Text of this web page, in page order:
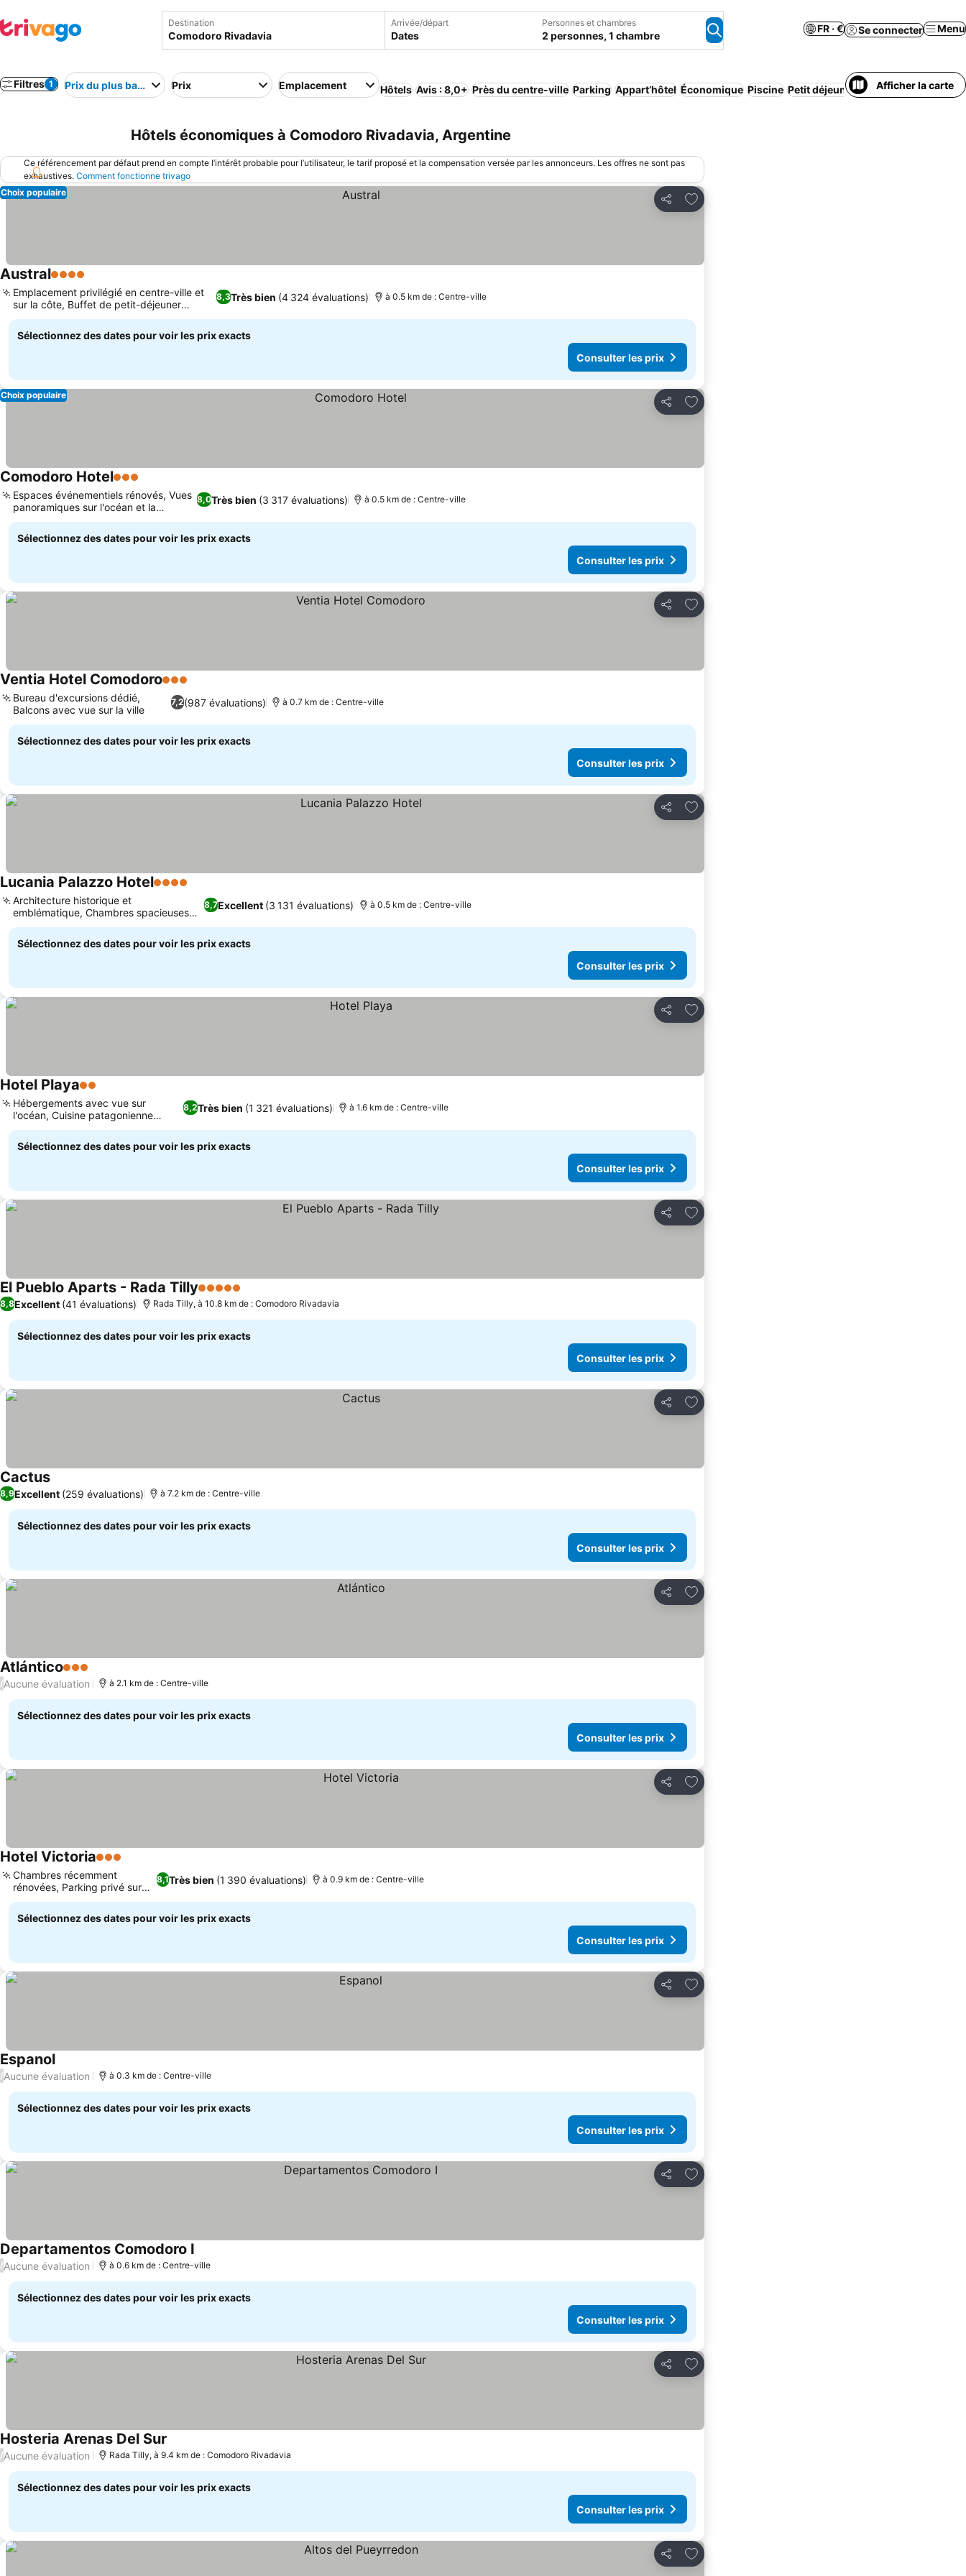
Destination Arrivée/départ
Dates
Personnes et chambres
2 personnes, 1 chambre
FR · € Se connecter Menu
Filtres 1 Prix du plus bas au plus élevé
Prix Emplacement Hôtels Avis : 8,0+ Près du centre-ville Parking Appart’hôtel Économique Piscine Petit déjeuner inclus Maison/
Afficher la carte
Hôtels économiques à Comodoro Rivadavia, Argentine
Ce référencement par défaut prend en compte l’intérêt probable pour l’utilisateur, le tarif proposé et la compensation versée par les annonceurs. Les offres ne sont pas
exhaustives. Comment fonctionne trivago
Partager
Ajouter à mes favoris
Choix populaire
Austral4 Étoiles
8,3Très bien (4 324 évaluations)
Emplacement privilégié en centre-ville et
sur la côte, Buffet de petit-déjeuner
copieux et varié
à 0.5 km de : Centre-ville
Sélectionnez des dates pour voir les prix exacts
Consulter les prix
Partager
Ajouter à mes favoris
Choix populaire
Comodoro Hotel3 Étoiles
8,0Très bien (3 317 évaluations)
Espaces événementiels rénovés, Vues
panoramiques sur l'océan et la
montagne
à 0.5 km de : Centre-ville
Sélectionnez des dates pour voir les prix exacts
Consulter les prix
Partager
Ajouter à mes favoris
Ventia Hotel Comodoro3 Étoiles
7,2(987 évaluations)
Bureau d'excursions dédié,
Balcons avec vue sur la ville
à 0.7 km de : Centre-ville
Sélectionnez des dates pour voir les prix exacts
Consulter les prix
Partager
Ajouter à mes favoris
Lucania Palazzo Hotel4 Étoiles
8,7Excellent (3 131 évaluations)
Architecture historique et
emblématique, Chambres spacieuses
avec vue sur l'océan
à 0.5 km de : Centre-ville
Sélectionnez des dates pour voir les prix exacts
Consulter les prix
Partager
Ajouter à mes favoris
Hotel Playa2 Étoiles
8,2Très bien (1 321 évaluations)
Hébergements avec vue sur
l'océan, Cuisine patagonienne
authentique
à 1.6 km de : Centre-ville
Sélectionnez des dates pour voir les prix exacts
Consulter les prix
Partager
Ajouter à mes favoris
El Pueblo Aparts - Rada Tilly5 Étoiles
8,8Excellent (41 évaluations) Rada Tilly, à 10.8 km de : Comodoro Rivadavia
Sélectionnez des dates pour voir les prix exacts
Consulter les prix
Partager
Ajouter à mes favoris
CactusConsulter les prix
8,9Excellent (259 évaluations) à 7.2 km de : Centre-ville
Sélectionnez des dates pour voir les prix exacts
Consulter les prix
Partager
Ajouter à mes favoris
Atlántico3 ÉtoilesConsulter les prix
/Aucune évaluation à 2.1 km de : Centre-ville
Sélectionnez des dates pour voir les prix exacts
Consulter les prix
Partager
Ajouter à mes favoris
Hotel Victoria3 Étoiles
8,1Très bien (1 390 évaluations)
Chambres récemment
rénovées, Parking privé sur
place
à 0.9 km de : Centre-ville
Sélectionnez des dates pour voir les prix exacts
Consulter les prix
Partager
Ajouter à mes favoris
EspanolConsulter les prix
/Aucune évaluation à 0.3 km de : Centre-ville
Sélectionnez des dates pour voir les prix exacts
Consulter les prix
Partager
Ajouter à mes favoris
Departamentos Comodoro I
/Aucune évaluation à 0.6 km de : Centre-ville
Sélectionnez des dates pour voir les prix exacts
Consulter les prix
Partager
Ajouter à mes favoris
Hosteria Arenas Del Sur
/Aucune évaluation Rada Tilly, à 9.4 km de : Comodoro Rivadavia
Sélectionnez des dates pour voir les prix exacts
Consulter les prix
Partager
Ajouter à mes favoris